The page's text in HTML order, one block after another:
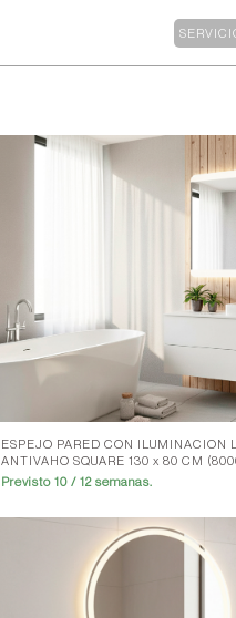
ESPEJO PARED CON ILUMINACION
ANTIVAHO SQUARE 130 x 80 CM
Previsto 10 / 12 semanas.